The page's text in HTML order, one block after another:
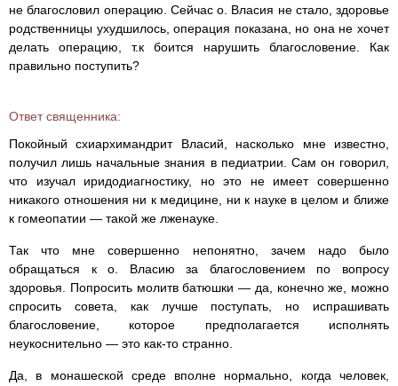
не благословил операцию. Сейчас о. Власия не стало, здоровье
родственницы ухудшилось, операция показана, но она не хочет
делать операцию, т.к боится нарушить благословение. Как
правильно поступить?
Ответ священника:
Покойный схиархимандрит Власий, насколько мне известно,
получил лишь начальные знания в педиатрии. Сам он говорил,
что изучал иридодиагностику, но это не имеет совершенно
никакого отношения ни к медицине, ни к науке в целом и ближе
к гомеопатии — такой же лженауке.
Так что мне совершенно непонятно, зачем надо было
обращаться к о. Власию за благословением по вопросу
здоровья. Попросить молитв батюшки — да, конечно же, можно
спросить совета, как лучше поступать, но испрашивать
благословение, которое предполагается исполнять
неукоснительно — это как-то странно.
Да, в монашеской среде вполне нормально, когда человек,